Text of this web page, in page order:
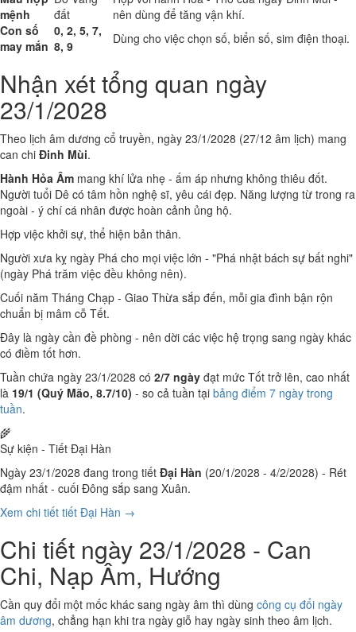
mệnh
đất
nên dùng để tăng vận khí.
Con số
may mắn
0, 2, 5, 7,
8, 9
Dùng cho việc chọn số, biển số, sim điện thoại.
Nhận xét tổng quan ngày
23/1/2028
Theo lịch âm dương cổ truyền, ngày 23/1/2028 (27/12 âm lịch) mang
can chi Đinh Mùi.
Hành Hỏa Âm mang khí lửa nhẹ - ấm áp nhưng không thiêu đốt.
Người tuổi Dê có tâm hồn nghệ sĩ, yêu cái đẹp. Năng lượng từ trong ra
ngoài - ý chí cá nhân được hoàn cảnh ủng hộ.
Hợp việc khởi sự, thể hiện bản thân.
Người xưa kỵ ngày Phá cho mọi việc lớn - "Phá nhật bách sự bất nghi"
(ngày Phá trăm việc đều không nên).
Cuối năm Tháng Chạp - Giao Thừa sắp đến, mỗi gia đình bận rộn
chuẩn bị mâm cỗ Tết.
Đây là ngày cần đề phòng - nên dời các việc hệ trọng sang ngày khác
có điềm tốt hơn.
Tuần chứa ngày 23/1/2028 có 2/7 ngày đạt mức Tốt trở lên, cao nhất
là 19/1 (Quý Mão, 8.7/10) - so cả tuần tại bảng điểm 7 ngày trong
tuần.
🌾
Sự kiện - Tiết Đại Hàn
Ngày 23/1/2028 đang trong tiết Đại Hàn (20/1/2028 - 4/2/2028) - Rét
đậm nhất - cuối Đông sắp sang Xuân.
Xem chi tiết tiết Đại Hàn →
Chi tiết ngày 23/1/2028 - Can
Chi, Nạp Âm, Hướng
Cần quy đổi một mốc khác sang ngày âm thì dùng công cụ đổi ngày
âm dương, chẳng hạn khi tra ngày giỗ hay ngày sinh theo âm lịch.